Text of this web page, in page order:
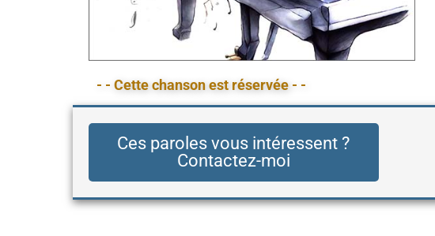
- - Cette chanson est réservée - -
Ces paroles vous intéressent ?
Contactez-moi